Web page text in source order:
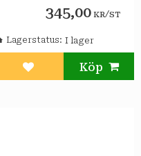
stabil placering.
345,00 KR/ST
Lägg till i favoriter
Lagerstatus